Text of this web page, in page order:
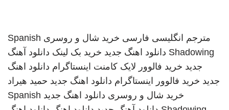
مترجم انگلیسی فارسی خرید شال و روسری Spanish
Shadowing دانلود اهنگ جدید خرید بک لینک دانلود آهنگ
جدید خرید فالوور لایک کامنت اینستاگرام دانلود اهنگ
جدید خرید فالوور اینستاگرام دانلود اهنگ جدید حمید هیراد
خرید شال و روسری دانلود اهنگ جدید Spanish